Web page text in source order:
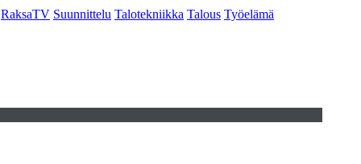
RaksaTV Suunnittelu Talotekniikka Talous Työelämä